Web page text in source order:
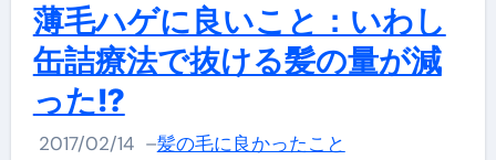
薄毛ハゲに良いこと：いわし
缶詰療法で抜ける髪の量が減
った!?
2017/02/14 –髪の毛に良かったこと